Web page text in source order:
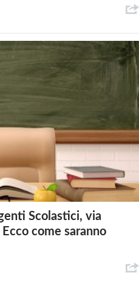
Scolastici, via
come saranno